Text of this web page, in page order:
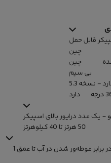
قابل حمل
چین
چین
بی سیم
- نسخه 5.3
دارد
- یک عدد درایور بالای اسپیکر
50 هرتز تا 40 کیلوهرتز
گواهی IPX7 ( مقاوم در برابر غوطه‌ور شدن در آب تا عمق 1